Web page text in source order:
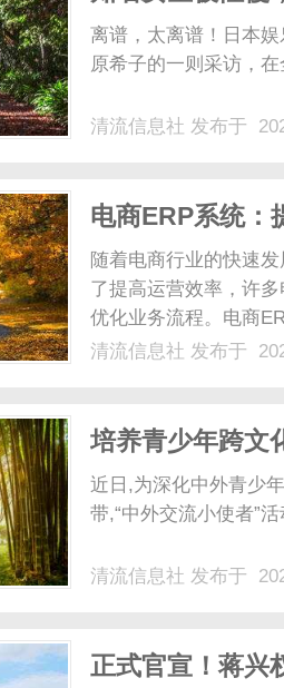
圈震荡…
离谱，太离谱！日本
原希子的一则采访，
清流信息社 发布于
电商ERP系统：
随着电商行业的快速
了提高运营效率，许
优化业务流程。电商
可以帮助电商企业实
清流信息社 发布于
培养青少年跨文
近日,为深化中外青少
带,“中外交流小使者”
清流信息社 发布于
正式官宣！蒋兴